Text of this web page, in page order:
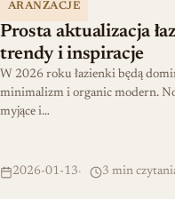
ARANŻACJE
Prosta aktualizacja
trendy i inspiracje
W 2026 roku łazienki będą
minimalizm i organic modern.
myjące i…
2026-01-13 3 min